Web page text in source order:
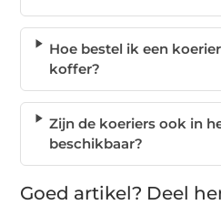
Hoe bestel ik een
koffer?
Zijn de koeriers ook in
beschikbaar?
Goed artikel? Deel